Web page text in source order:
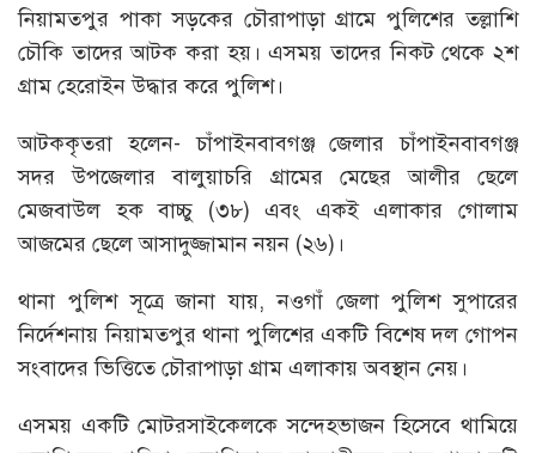
নিয়ামতপুর পাকা সড়কের চৌরাপাড়া গ্রামে পুলিশের তল্লাশি
চৌকি তাদের আটক করা হয়। এসময় তাদের নিকট থেকে ২শ
গ্রাম হেরোইন উদ্ধার করে পুলিশ।
আটককৃতরা হলেন- চাঁপাইনবাবগঞ্জ জেলার চাঁপাইনবাবগঞ্জ
সদর উপজেলার বালুয়াচরি গ্রামের মেছের আলীর ছেলে
মেজবাউল হক বাচ্চু (৩৮) এবং একই এলাকার গোলাম
আজমের ছেলে আসাদুজ্জামান নয়ন (২৬)।
থানা পুলিশ সূত্রে জানা যায়, নওগাঁ জেলা পুলিশ সুপারের
নির্দেশনায় নিয়ামতপুর থানা পুলিশের একটি বিশেষ দল গোপন
সংবাদের ভিত্তিতে চৌরাপাড়া গ্রাম এলাকায় অবস্থান নেয়।
এসময় একটি মোটরসাইকেলকে সন্দেহভাজন হিসেবে থামিয়ে